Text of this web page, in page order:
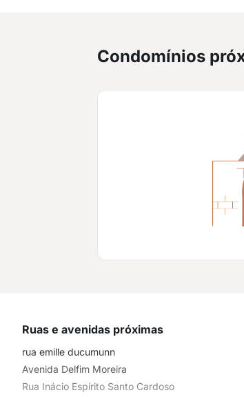
Condomínios
Ruas e avenidas próximas
rua emille ducumunn
Avenida Delfim Moreira
Rua Inácio Espírito Santo Cardoso